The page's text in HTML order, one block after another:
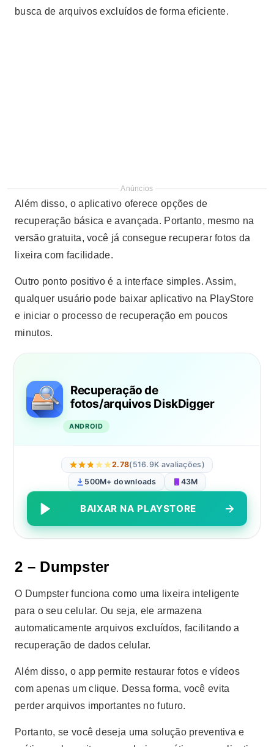
busca de arquivos excluídos de forma eficiente.
Anúncios
Além disso, o aplicativo oferece opções de
recuperação básica e avançada. Portanto, mesmo na
versão gratuita, você já consegue recuperar fotos da
lixeira com facilidade.
Outro ponto positivo é a interface simples. Assim,
qualquer usuário pode baixar aplicativo na PlayStore
e iniciar o processo de recuperação em poucos
minutos.
Recuperação de
fotos/arquivos DiskDigger
ANDROID
2.78(516.9K avaliações)
500M+ downloads
43M
BAIXAR NA PLAYSTORE
2 – Dumpster
O Dumpster funciona como uma lixeira inteligente
para o seu celular. Ou seja, ele armazena
automaticamente arquivos excluídos, facilitando a
recuperação de dados celular.
Além disso, o app permite restaurar fotos e vídeos
com apenas um clique. Dessa forma, você evita
perder arquivos importantes no futuro.
Portanto, se você deseja uma solução preventiva e